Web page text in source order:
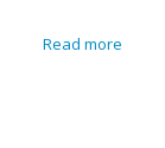
Read more